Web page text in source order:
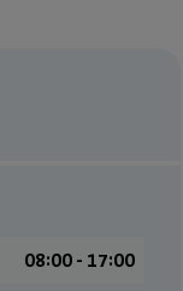
08:00 ­- 17:00